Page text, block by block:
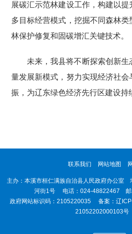
展碳汇示范林建设工作，构建以
多目标经营模式，挖掘不同森林
林保护修复和固碳增汇关键技术。
未来，我县将不断探索创新
量发展新模式，努力实现经济社
振，为辽东绿色经济先行区建设持
联系我们 网站地图
主办：本溪市桓仁满族自治县人民政府办公室
河街1号 电话：024-48822467 邮
政府网站标识码：2105220035 备案： 辽